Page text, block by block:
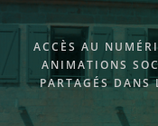
ACCÈS AU
ANIMATIONS
PARTAGÉS DANS